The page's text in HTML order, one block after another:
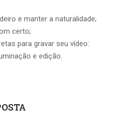
e manter a naturalidade;
certo;
para gravar seu vídeo:
e edição.